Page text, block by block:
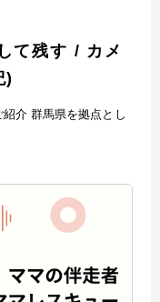
て残す / カメ
)
介 群馬県を拠点とし